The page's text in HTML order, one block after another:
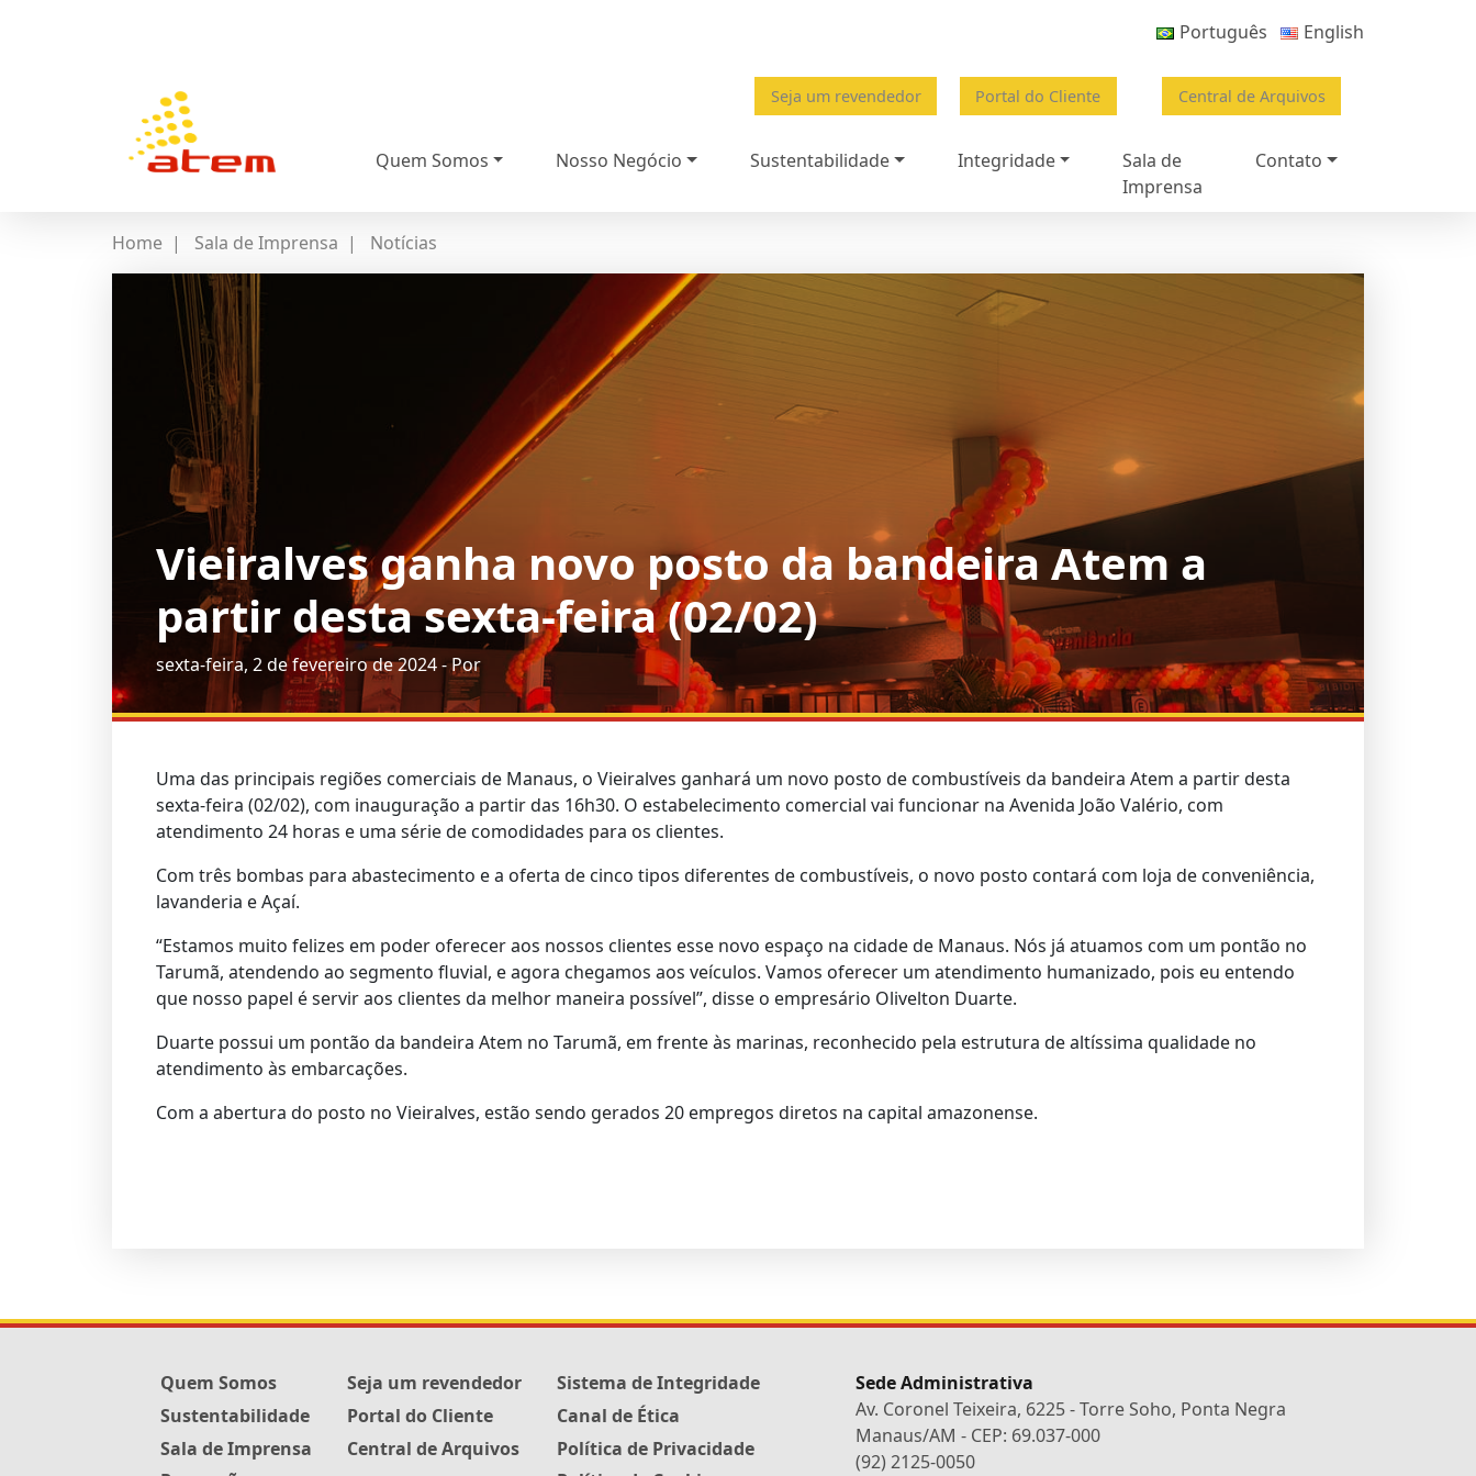
Português English
Seja um revendedor Portal do Cliente Central de Arquivos
Quem Somos Nosso Negócio Sustentabilidade Integridade
Sala de
Imprensa
Contato
Home | Sala de Imprensa | Notícias
Vieiralves ganha novo posto da bandeira Atem a
partir desta sexta-feira (02/02)
sexta-feira, 2 de fevereiro de 2024 - Por
Uma das principais regiões comerciais de Manaus, o Vieiralves ganhará um novo posto de combustíveis da bandeira Atem a partir desta
sexta-feira (02/02), com inauguração a partir das 16h30. O estabelecimento comercial vai funcionar na Avenida João Valério, com
atendimento 24 horas e uma série de comodidades para os clientes.
Com três bombas para abastecimento e a oferta de cinco tipos diferentes de combustíveis, o novo posto contará com loja de conveniência,
lavanderia e Açaí.
“Estamos muito felizes em poder oferecer aos nossos clientes esse novo espaço na cidade de Manaus. Nós já atuamos com um pontão no
Tarumã, atendendo ao segmento fluvial, e agora chegamos aos veículos. Vamos oferecer um atendimento humanizado, pois eu entendo
que nosso papel é servir aos clientes da melhor maneira possível”, disse o empresário Olivelton Duarte.
Duarte possui um pontão da bandeira Atem no Tarumã, em frente às marinas, reconhecido pela estrutura de altíssima qualidade no
atendimento às embarcações.
Com a abertura do posto no Vieiralves, estão sendo gerados 20 empregos diretos na capital amazonense.
Quem Somos
Sustentabilidade
Sala de Imprensa
Seja um revendedor
Portal do Cliente
Central de Arquivos
Sistema de Integridade
Canal de Ética
Política de Privacidade
Sede Administrativa
Av. Coronel Teixeira, 6225 - Torre Soho, Ponta Negra
Manaus/AM - CEP: 69.037-000
(92) 2125-0050